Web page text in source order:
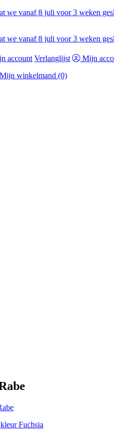
we vanaf 8 juli voor 3 weken
we vanaf 8 juli voor 3 weken
account Verlanglijst
Mijn
Mijn winkelmand (0)
Fuchsia